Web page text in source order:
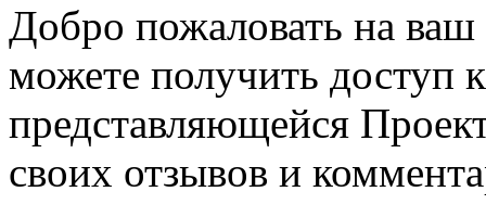
Добро пожаловать на
можете получить доступ
представляющейся
своих отзывов и